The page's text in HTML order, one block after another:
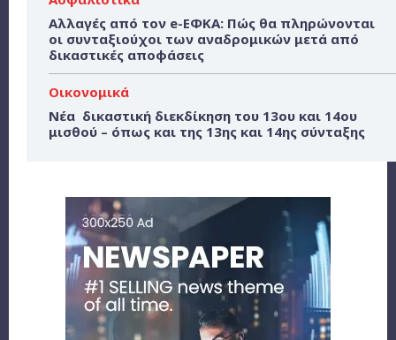
Αλλαγές από τον e-ΕΦΚΑ: Πώς θα πληρώνονται
οι συνταξιούχοι των αναδρομικών μετά από
δικαστικές αποφάσεις
Οικονομικά
Νέα δικαστική διεκδίκηση του 13ου και 14ου
μισθού – όπως και της 13ης και 14ης σύνταξης